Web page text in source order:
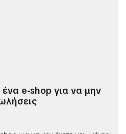
e-shop για να μην